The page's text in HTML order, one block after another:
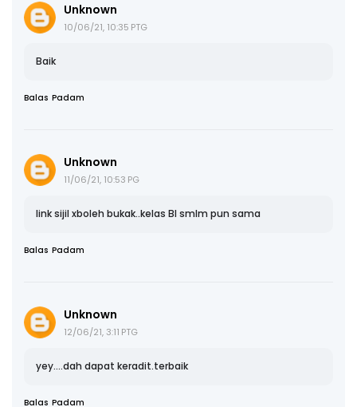
Unknown
10/06/21, 10:35 PTG
Baik
Balas Padam
Unknown
11/06/21, 10:53 PG
link sijil xboleh bukak..kelas BI smlm pun sama
Balas Padam
Unknown
12/06/21, 3:11 PTG
yey....dah dapat keradit.terbaik
Balas Padam